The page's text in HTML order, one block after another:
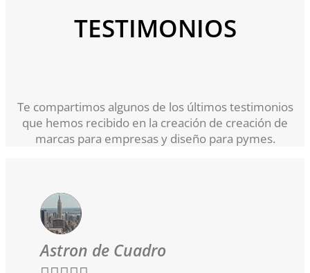
TESTIMONIOS
Te compartimos algunos de los últimos testimonios
que hemos recibido en la creación de creación de
marcas para empresas y diseño para pymes.
Astron de Cuadro